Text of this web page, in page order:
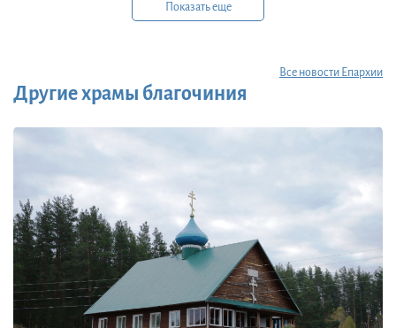
Показать еще
Все новости Епархии
Другие храмы благочиния